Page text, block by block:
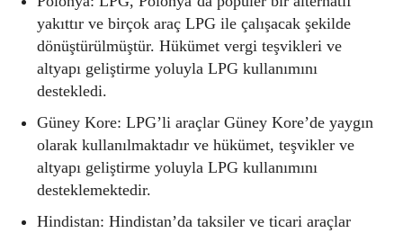
yakıttır ve birçok araç LPG ile çalışacak şekilde
dönüştürülmüştür. Hükümet vergi teşvikleri ve
altyapı geliştirme yoluyla LPG kullanımını
destekledi.
Güney Kore: LPG’li araçlar Güney Kore’de yaygın
olarak kullanılmaktadır ve hükümet, teşvikler ve
altyapı geliştirme yoluyla LPG kullanımını
desteklemektedir.
Hindistan: Hindistan’da taksiler ve ticari araçlar